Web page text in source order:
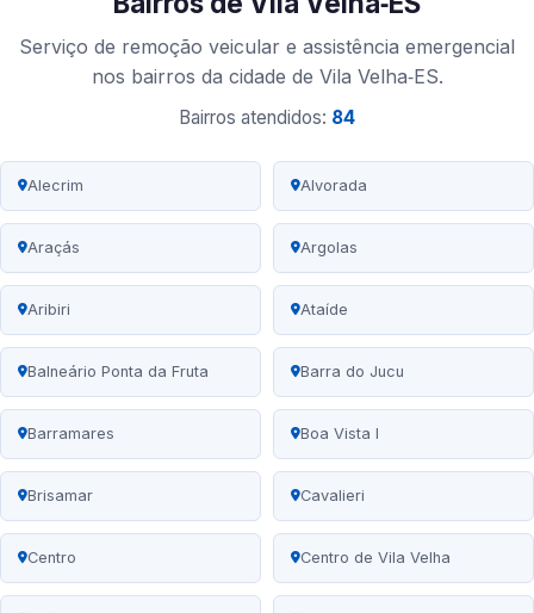
Serviço de remoção veicular e assistência emergencial
nos bairros da cidade de Vila Velha‑ES.
Bairros atendidos: 84
Alecrim Alvorada
Araçás Argolas
Aribiri Ataíde
Balneário Ponta da Fruta Barra do Jucu
Barramares Boa Vista I
Brisamar Cavalieri
Centro Centro de Vila Velha